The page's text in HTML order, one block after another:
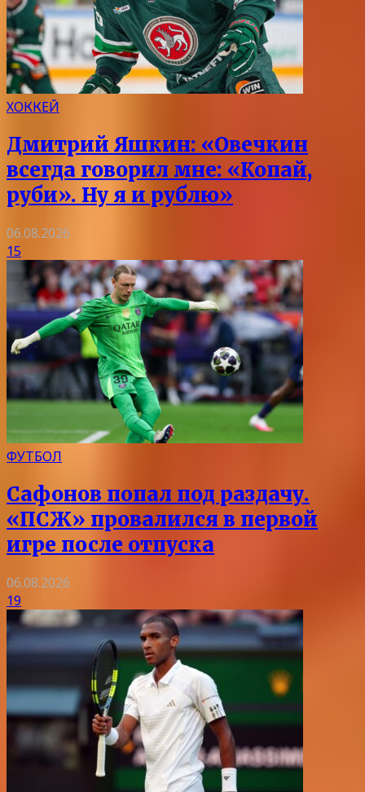
ХОККЕЙ
Дмитрий Яшкин: «Овечкин
всегда говорил мне: «Копай,
руби». Ну я и рублю»
06.08.2026
15
ФУТБОЛ
Сафонов попал под раздачу.
«ПСЖ» провалился в первой
игре после отпуска
06.08.2026
19